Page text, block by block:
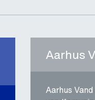
Aarhus
Aarhus